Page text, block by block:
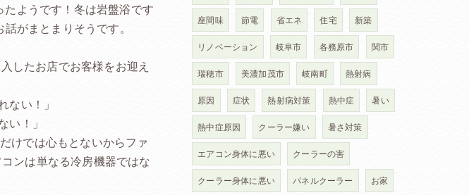
ようです！冬は岩盤浴です
がまとまりそうです。
したお店でお客様をお迎え
ない！」
い！」
けでは心もとないからファ
ンは単なる冷房機器ではな
座間味 節電 省エネ 住宅 新築
リノベーション 岐阜市 各務原市 関市
瑞穂市 美濃加茂市 岐南町 熱射病
原因 症状 熱射病対策 熱中症 暑い
熱中症原因 クーラー嫌い 暑さ対策
エアコン身体に悪い クーラーの害
クーラー身体に悪い パネルクーラー お家